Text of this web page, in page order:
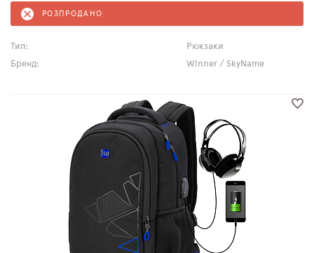
РОЗПРОДАНО
Тип:
Рюкзаки
Бренд:
Winner / SkyName